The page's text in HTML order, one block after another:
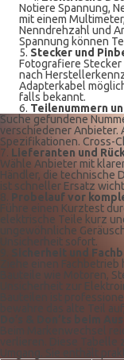
Notiere Spannung,
mit einem
Nenndrehzahl und
Spannung können
5. Stecker und
Fotografiere Stecker
nach
Adapterkabel
falls bekannt.
6. Teilenummern
Suche gefundene
verschiedener Anbieter.
Spezifikationen. Cross-
7. Lieferanten und
Wähle Anbieter mit
Händler, die technische
ist schneller Ersatz
8. Probelauf vor
Führe einen Kurztest
elektrische Teile kurz
ungewöhnliche
Unsicherheit sofort.
Sicherheit und
Ziehe einen
Bauteile wie Motoren,
Unsicherheit zur
Bauteilen ist
bewahre das alte Teil
Do’s & Don’ts beim
Beim Markenwechsel
verlieren. Diese
Umgang. Sie enthält